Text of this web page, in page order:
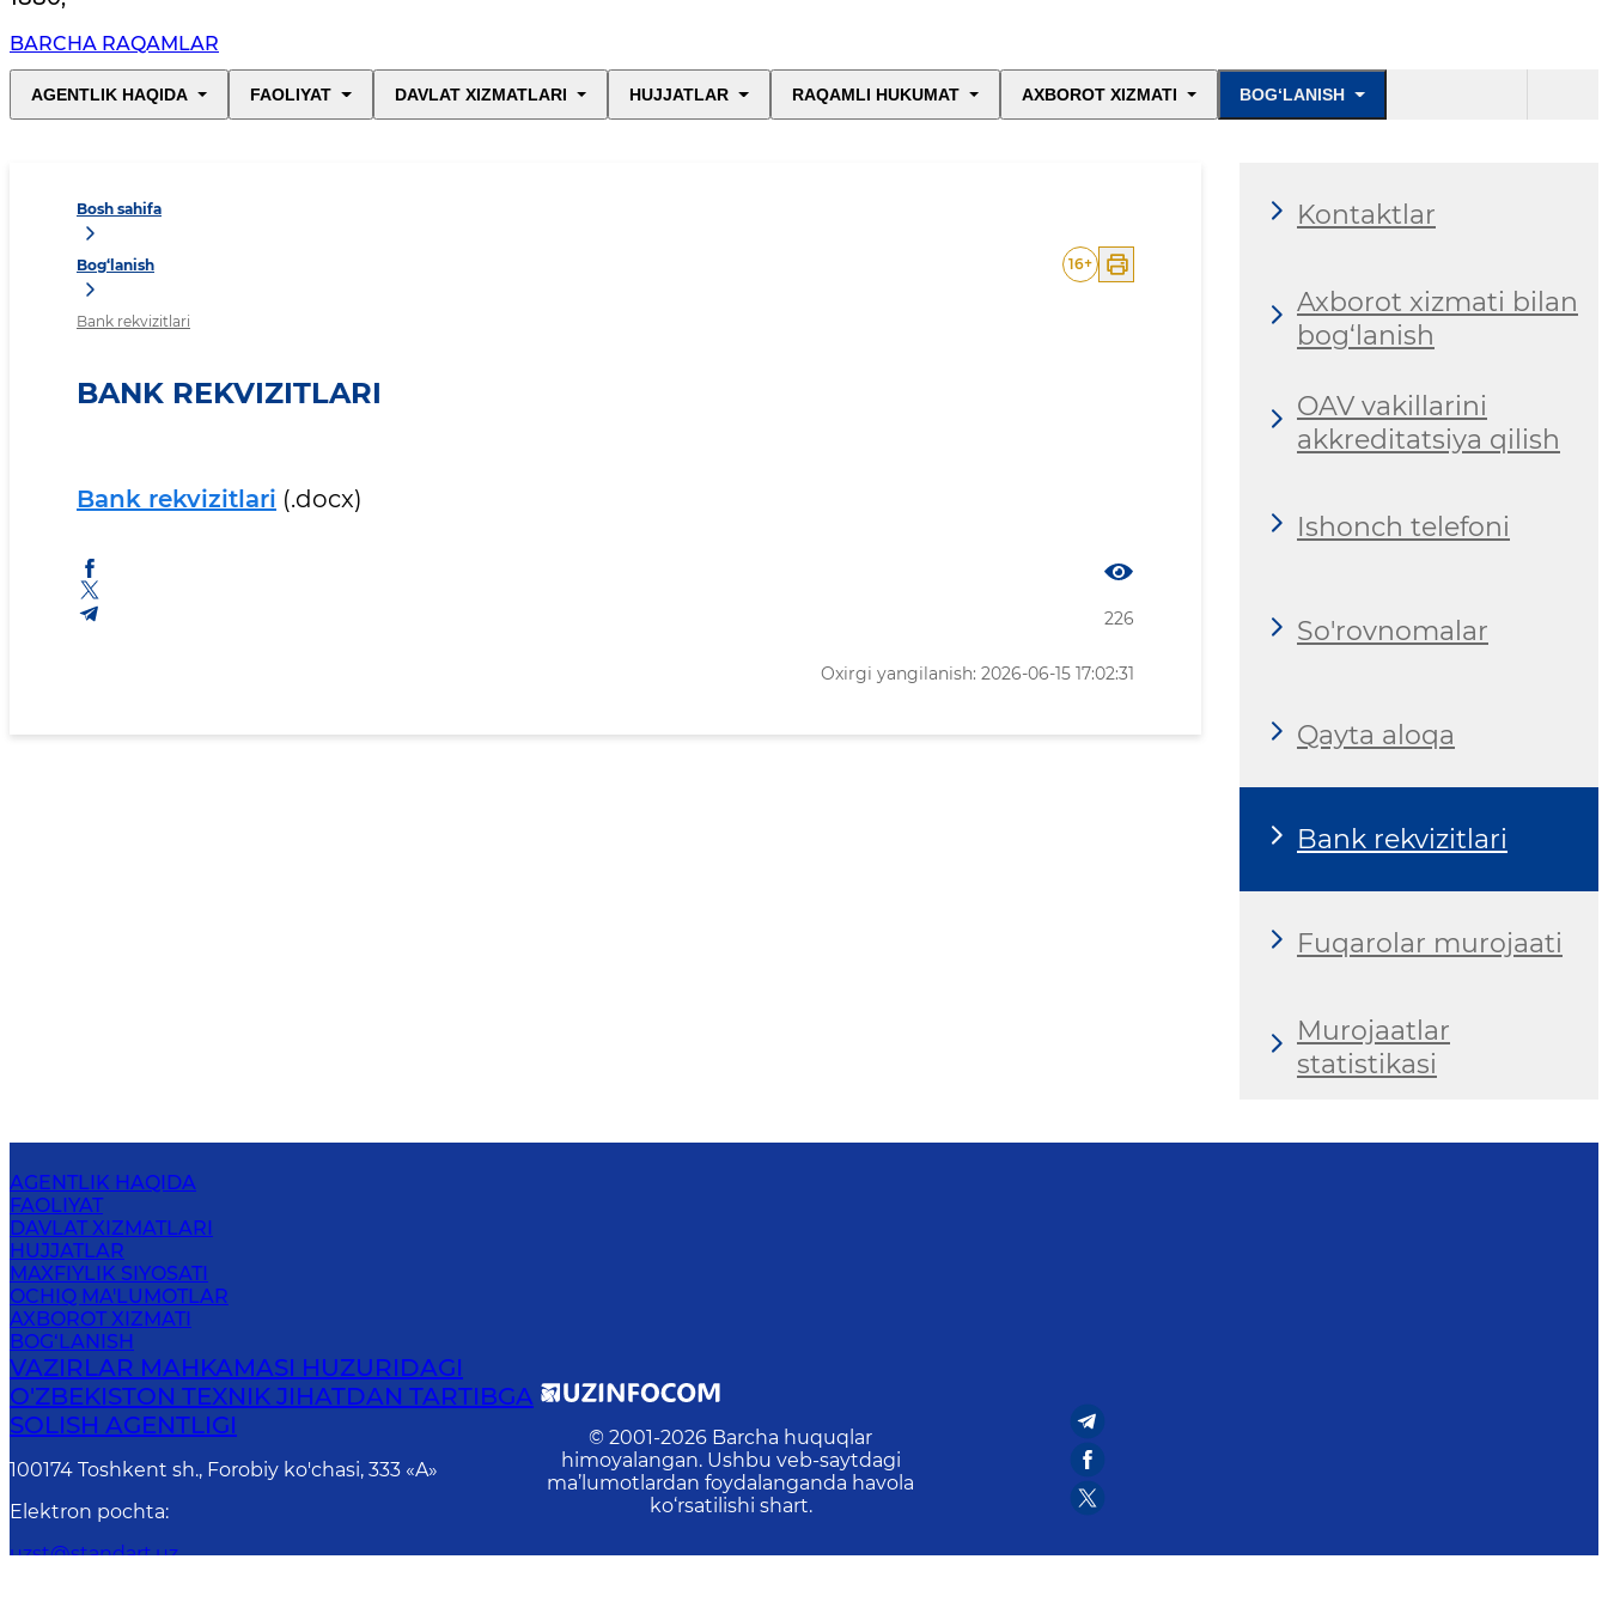
BARCHA RAQAMLAR
AGENTLIK HAQIDA FAOLIYAT DAVLAT XIZMATLARI HUJJATLAR RAQAMLI HUKUMAT AXBOROT XIZMATI BOG‘LANISH
Bosh sahifa
Bog‘lanish
Bank rekvizitlari
16+
BANK REKVIZITLARI
Bank rekvizitlari (.docx)
226
Oxirgi yangilanish: 2026-06-15 17:02:31
Kontaktlar
Axborot xizmati bilan
bog‘lanish
OAV vakillarini
akkreditatsiya qilish
Ishonch telefoni
So'rovnomalar
Qayta aloqa
Bank rekvizitlari
Fuqarolar murojaati
Murojaatlar
statistikasi
AGENTLIK HAQIDA
FAOLIYAT
DAVLAT XIZMATLARI
HUJJATLAR
MAXFIYLIK SIYOSATI
OCHIQ MA'LUMOTLAR
AXBOROT XIZMATI
BOG‘LANISH
VAZIRLAR MAHKAMASI HUZURIDAGI
O'ZBEKISTON TEXNIK JIHATDAN TARTIBGA
SOLISH AGENTLIGI
100174 Toshkent sh., Forobiy ko'chasi, 333 «A»
Elektron pochta:
uzst@standart.uz
© 2001-2026 Barcha huquqlar
himoyalangan. Ushbu veb-saytdagi
ma’lumotlardan foydalanganda havola
ko‘rsatilishi shart.